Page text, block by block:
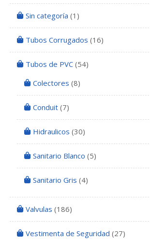
Sin categoría (1)
Tubos Corrugados (16)
Tubos de PVC (54)
Colectores (8)
Conduit (7)
Hidraulicos (30)
Sanitario Blanco (5)
Sanitario Gris (4)
Valvulas (186)
Vestimenta de Seguridad (27)